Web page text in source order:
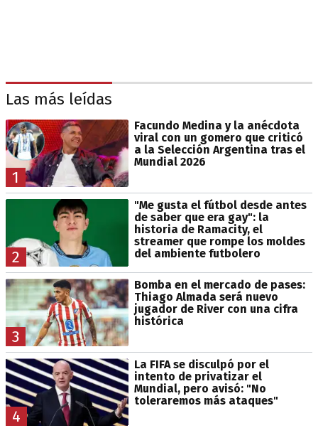
Las más leídas
1
Facundo Medina y la anécdota
viral con un gomero que criticó
a la Selección Argentina tras el
Mundial 2026
2
"Me gusta el fútbol desde antes
de saber que era gay": la
historia de Ramacity, el
streamer que rompe los moldes
del ambiente futbolero
3
Bomba en el mercado de pases:
Thiago Almada será nuevo
jugador de River con una cifra
histórica
4
La FIFA se disculpó por el
intento de privatizar el
Mundial, pero avisó: "No
toleraremos más ataques"